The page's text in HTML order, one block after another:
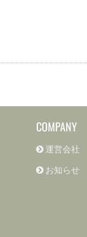
COMPANY
運営会社
お知らせ